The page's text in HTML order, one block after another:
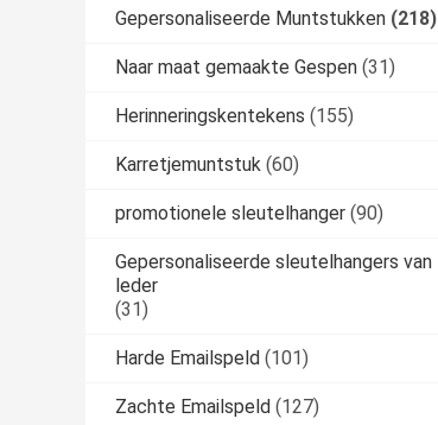
Gepersonaliseerde Muntstukken (218)
Naar maat gemaakte Gespen (31)
Herinneringskentekens (155)
Karretjemuntstuk (60)
promotionele sleutelhanger (90)
Gepersonaliseerde sleutelhangers van
leder
(31)
Harde Emailspeld (101)
Zachte Emailspeld (127)